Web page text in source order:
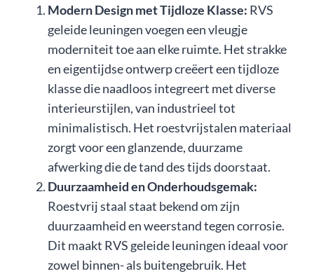
Modern Design met Tijdloze Klasse: RVS
geleide leuningen voegen een vleugje
moderniteit toe aan elke ruimte. Het strakke
en eigentijdse ontwerp creëert een tijdloze
klasse die naadloos integreert met diverse
interieurstijlen, van industrieel tot
minimalistisch. Het roestvrijstalen materiaal
zorgt voor een glanzende, duurzame
afwerking die de tand des tijds doorstaat.
Duurzaamheid en Onderhoudsgemak:
Roestvrij staal staat bekend om zijn
duurzaamheid en weerstand tegen corrosie.
Dit maakt RVS geleide leuningen ideaal voor
zowel binnen- als buitengebruik. Het